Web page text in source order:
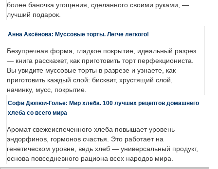
более баночка угощения, сделанного своими руками, —
лучший подарок.
Анна Аксёнова: Муссовые торты. Легче легкого!
Безупречная форма, гладкое покрытие, идеальный разрез
— книга расскажет, как приготовить торт перфекциониста.
Вы увидите муссовые торты в разрезе и узнаете, как
приготовить каждый слой: бисквит, хрустящий слой,
начинку, мусс, покрытие.
Софи Дюпюи-Голье: Мир хлеба. 100 лучших рецептов домашнего
хлеба со всего мира
Аромат свежеиспеченного хлеба повышает уровень
эндорфинов, гормонов счастья. Это работает на
генетическом уровне, ведь хлеб — универсальный продукт,
основа повседневного рациона всех народов мира.